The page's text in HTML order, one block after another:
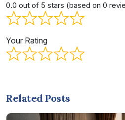
0.0 out of 5 stars (based on 0
Your Rating
Related Posts